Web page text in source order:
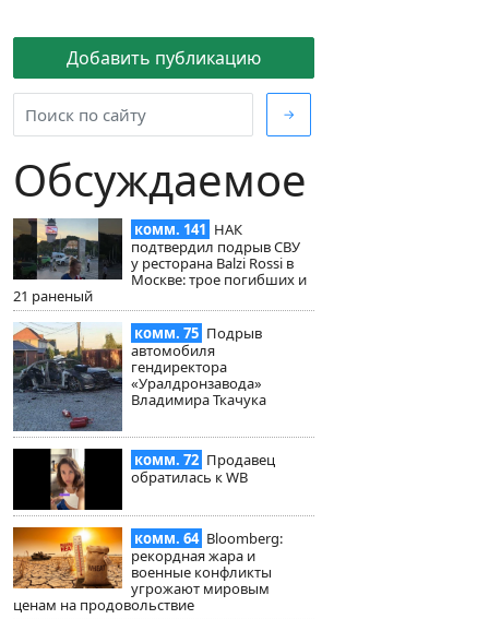
Добавить публикацию
→
Обсуждаемое
комм. 141 НАК
подтвердил подрыв СВУ
у ресторана Balzi Rossi в
Москве: трое погибших и
21 раненый
комм. 75 Подрыв
автомобиля
гендиректора
«Уралдронзавода»
Владимира Ткачука
комм. 72 Продавец
обратилась к WB
комм. 64 Bloomberg:
рекордная жара и
военные конфликты
угрожают мировым
ценам на продовольствие